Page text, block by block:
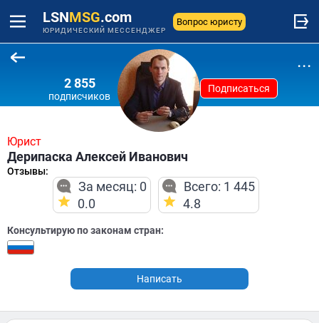
LSNMSG.com
ЮРИДИЧЕСКИЙ МЕССЕНДЖЕР
Вопрос юристу
2 855
подписчиков
Подписаться
...
Юрист
Дерипаска Алексей Иванович
Отзывы:
За месяц: 0
0.0
Всего: 1 445
4.8
Консультирую по законам стран:
Написать